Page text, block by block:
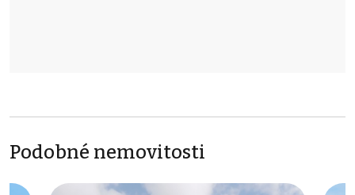
Podobné nemovitosti